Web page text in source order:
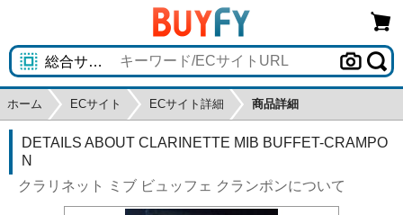
ホーム ECサイト ECサイト詳細 商品詳細
DETAILS ABOUT CLARINETTE MIB BUFFET-CRAMPO
N
クラリネット ミブ ビュッフェ クランポンについて